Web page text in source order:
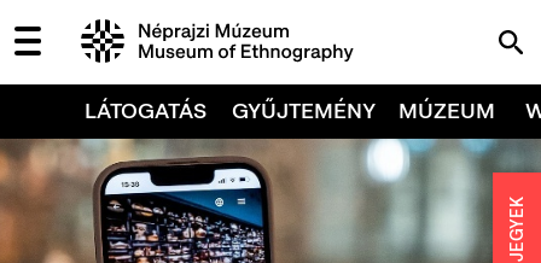
LÁTOGATÁS GYŰJTEMÉNY MÚZEUM
JEGYEK